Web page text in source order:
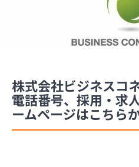
株式会社ビジネスコ
電話番号、採用・求
ームページはこちら